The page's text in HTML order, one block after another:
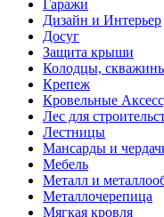
Гаражи
Дизайн и Интерьер
Досуг
Защита крыши
Колодцы,
Крепеж
Кровельные
Лес для
Лестницы
Мансарды и
Мебель
Металл и
Металлочерепица
Мягкая кровля